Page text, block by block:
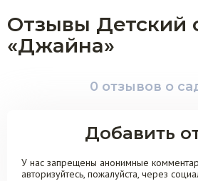
Отзывы Детский
«Джайна»
0 отзывов о
Добавить
У нас запрещены анонимные
авторизуйтесь, пожалуйста, через